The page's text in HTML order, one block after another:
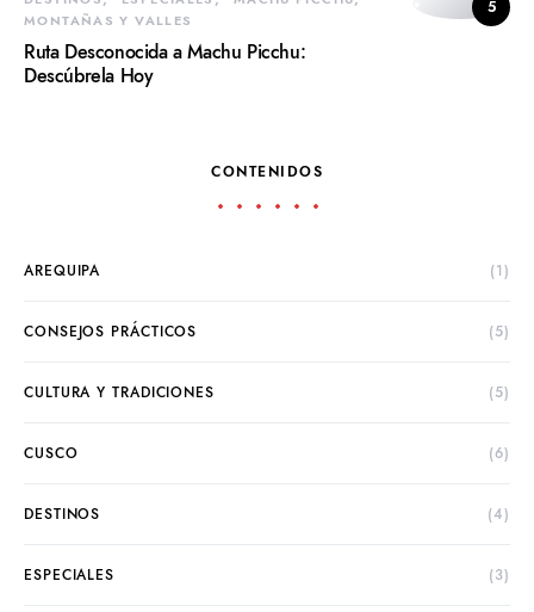
5
MONTAÑAS Y VALLES
Ruta Desconocida a Machu Picchu:
Descúbrela Hoy
CONTENIDOS
AREQUIPA (1)
CONSEJOS PRÁCTICOS (5)
CULTURA Y TRADICIONES (5)
CUSCO (6)
DESTINOS (4)
ESPECIALES (3)